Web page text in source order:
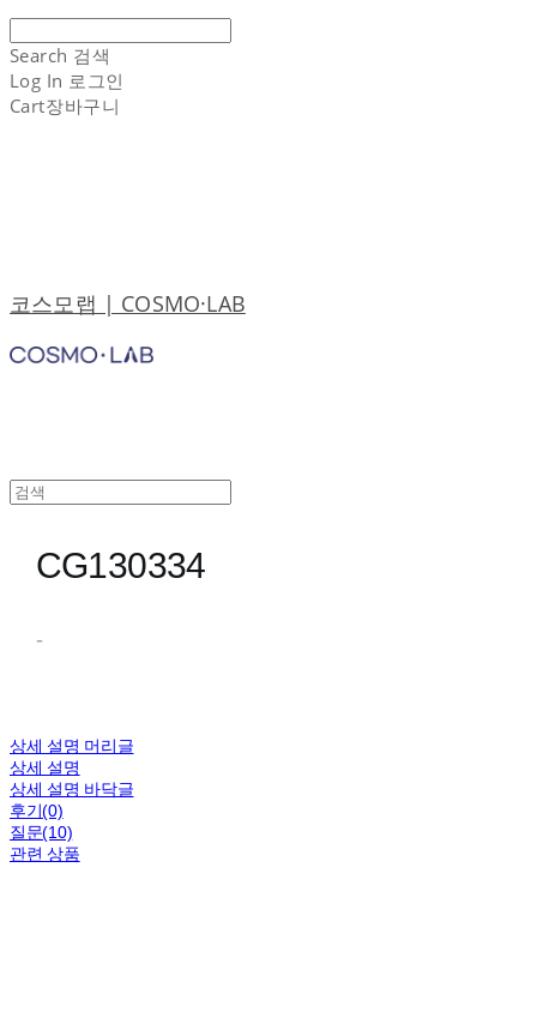
Search 검색
Log In 로그인
Cart장바구니
코스모랩 | COSMO·LAB
CG130334
-
상세 설명 머리글
상세 설명
상세 설명 바닥글
후기(0)
질문(10)
관련 상품